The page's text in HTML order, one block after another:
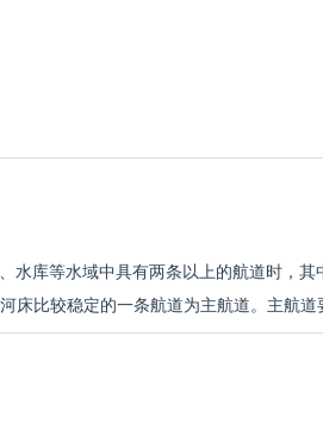
水库等水域中具有两条以上的航道时，
床比较稳定的一条航道为主航道。主航道